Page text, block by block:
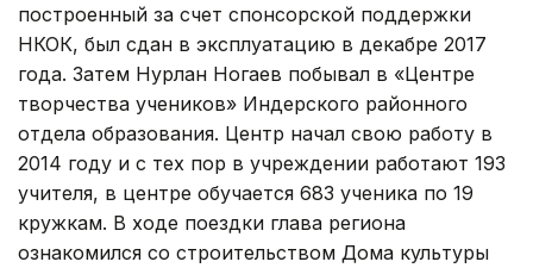
построенный за счет спонсорской поддержки
НКОК, был сдан в эксплуатацию в декабре 2017
года. Затем Нурлан Ногаев побывал в «Центре
творчества учеников» Индерского районного
отдела образования. Центр начал свою работу в
2014 году и с тех пор в учреждении работают 193
учителя, в центре обучается 683 ученика по 19
кружкам. В ходе поездки глава региона
ознакомился со строительством Дома культуры